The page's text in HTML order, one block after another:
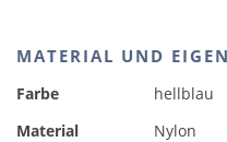
MATERIAL UND
Farbe
hellblau
Material
Nylon